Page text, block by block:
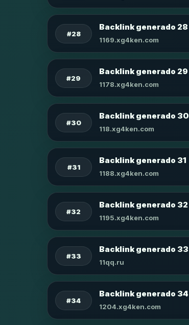
#28
Backlink generado 28
1169.xg4ken.com
#29
Backlink generado 29
1178.xg4ken.com
#30
Backlink generado 30
118.xg4ken.com
#31
Backlink generado 31
1188.xg4ken.com
#32
Backlink generado 32
1195.xg4ken.com
#33
Backlink generado 33
11qq.ru
#34
Backlink generado 34
1204.xg4ken.com